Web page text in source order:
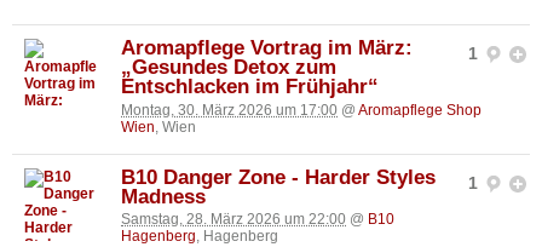
1
Aromapflege Vortrag im März:
„Gesundes Detox zum
Entschlacken im Frühjahr“
Montag, 30. März 2026 um 17:00 @ Aromapflege Shop
Wien , Wien
1
B10 Danger Zone - Harder Styles
Madness
Samstag, 28. März 2026 um 22:00 @ B10
Hagenberg, Hagenberg